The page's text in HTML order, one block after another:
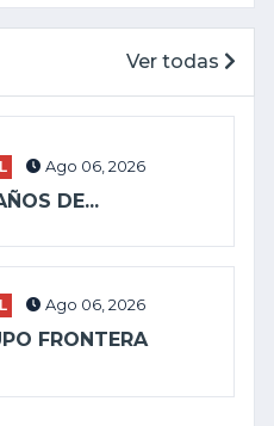
Ver todas
Ago 06, 2026
DE...
Ago 06, 2026
FRONTERA